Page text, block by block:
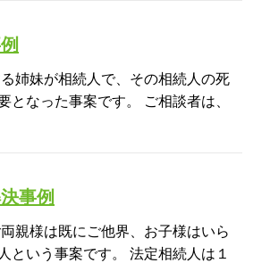
姉妹が相続人で、その相続人の死
なった事案です。 ご相談者は、
事例
親様は既にご他界、お子様はいら
という事案です。 法定相続人は１